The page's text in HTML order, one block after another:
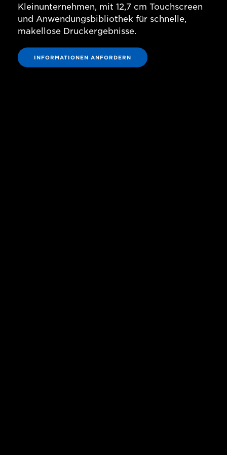
Kleinunternehmen, mit 12,7 cm Touchscreen
und Anwendungsbibliothek für schnelle,
makellose Druckergebnisse.
INFORMATIONEN ANFORDERN